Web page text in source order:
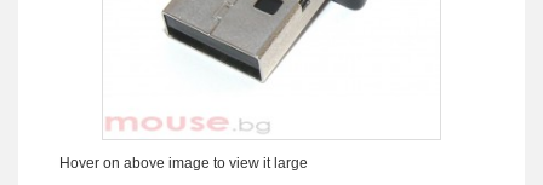
Hover on above image to view it large